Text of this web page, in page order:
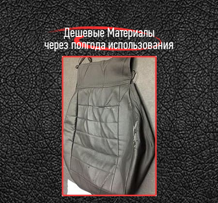
Дешевые Материалы
через полгода использования